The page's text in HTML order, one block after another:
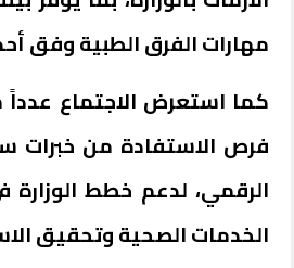
مهارات الفرق الطبية وفق
كما استعرض الاجتماع عدداً
فرص الاستفادة من خبرات
الرقمي، لدعم خطط
الخدمات الصحية وتحقيق